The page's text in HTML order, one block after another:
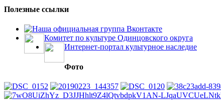
Полезные ссылки
Наша официальная группа Вконтакте
Комитет по культуре Одинцовского округа
Интернет-портал культурное наследие
Фото